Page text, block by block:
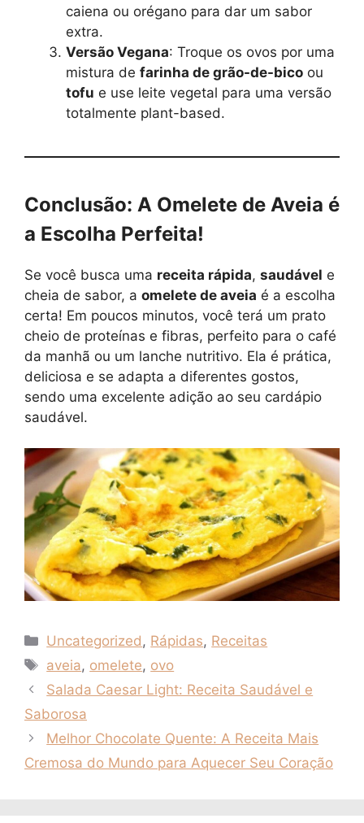
caiena ou orégano para dar um sabor
extra.
Versão Vegana: Troque os ovos por uma
mistura de farinha de grão-de-bico ou
tofu e use leite vegetal para uma versão
totalmente plant-based.
Conclusão: A Omelete de Aveia é
a Escolha Perfeita!
Se você busca uma receita rápida, saudável e
cheia de sabor, a omelete de aveia é a escolha
certa! Em poucos minutos, você terá um prato
cheio de proteínas e fibras, perfeito para o café
da manhã ou um lanche nutritivo. Ela é prática,
deliciosa e se adapta a diferentes gostos,
sendo uma excelente adição ao seu cardápio
saudável.
Categorias
Uncategorized , Rápidas, Receitas
Tags
aveia, omelete, ovo
Salada Caesar Light: Receita Saudável e
Saborosa
Melhor Chocolate Quente: A Receita Mais
Cremosa do Mundo para Aquecer Seu Coração